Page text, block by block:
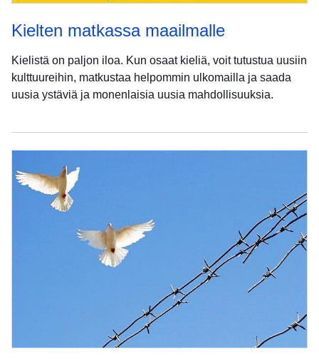
Kielten matkassa maailmalle
Kielistä on paljon iloa. Kun osaat kieliä, voit tutustua uusiin
kulttuureihin, matkustaa helpommin ulkomailla ja saada
uusia ystäviä ja monenlaisia uusia mahdollisuuksia.